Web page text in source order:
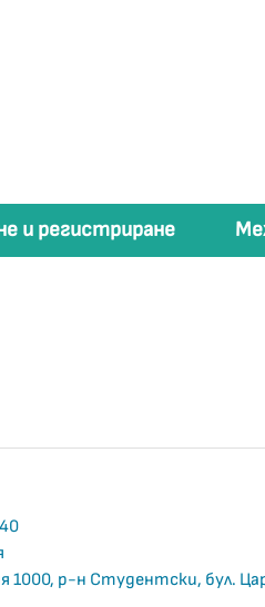
и регистриране
1000, р-н Студентски, бул.